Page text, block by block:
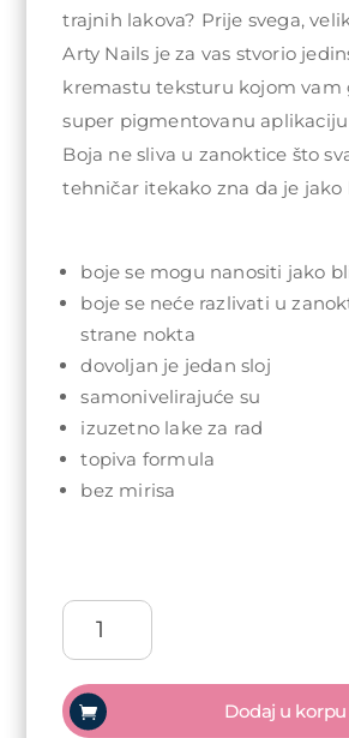
trajnih lakova? Prije svega,
Arty Nails je za vas stvorio
kremastu teksturu kojom vam
super pigmentovanu
Boja ne sliva u zanoktice što
tehničar itekako zna da je jako
boje se mogu nanositi jako
boje se neće razlivati u
strane nokta
dovoljan je jedan sloj
samonivelirajuće su
izuzetno lake za rad
topiva formula
bez mirisa
Arty
Nails
trajni
lak
5ml
Dodaj u korpu